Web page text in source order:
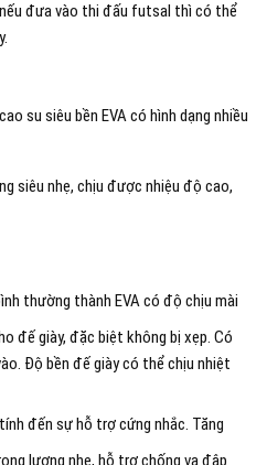
nếu đưa vào thi đấu futsal thì có thể
su siêu bền EVA có hình dạng nhiều
siêu nhẹ, chịu được nhiệu độ cao,
thường thành EVA có độ chịu mài
đế giày, đặc biệt không bị xẹp. Có
Độ bền đế giày có thể chịu nhiệt
đến sự hỗ trợ cứng nhắc. Tăng
lượng nhẹ, hỗ trợ chống va đập